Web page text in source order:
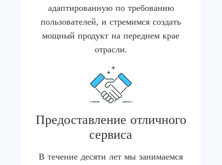
адаптированную по требованию
пользователей, и стремимся создать
мощный продукт на переднем крае
отрасли.
Предоставление отличного
сервиса
В течение десяти лет мы занимаемся